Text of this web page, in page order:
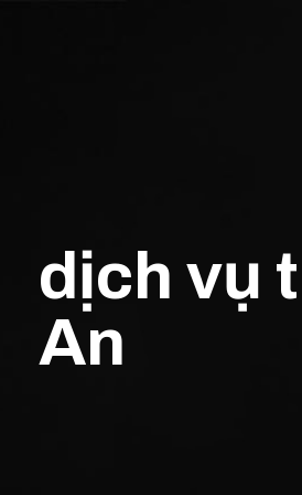
dịch vụ
An